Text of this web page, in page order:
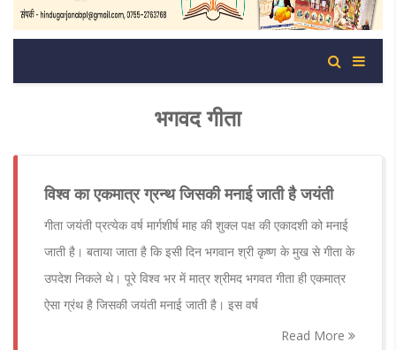
भगवद गीता
विश्व का एकमात्र ग्रन्थ जिसकी मनाई जाती है जयंती
गीता जयंती प्रत्येक वर्ष मार्गशीर्ष माह की शुक्ल पक्ष की एकादशी को मनाई
जाती है। बताया जाता है कि इसी दिन भगवान श्री कृष्ण के मुख से गीता के
उपदेश निकले थे। पूरे विश्व भर में मात्र श्रीमद भगवत गीता ही एकमात्र
ऐसा ग्रंथ है जिसकी जयंती मनाई जाती है। इस वर्ष
Read More